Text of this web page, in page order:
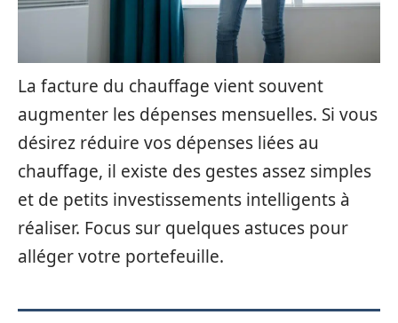
La facture du chauffage vient souvent
augmenter les dépenses mensuelles. Si vous
désirez réduire vos dépenses liées au
chauffage, il existe des gestes assez simples
et de petits investissements intelligents à
réaliser. Focus sur quelques astuces pour
alléger votre portefeuille.